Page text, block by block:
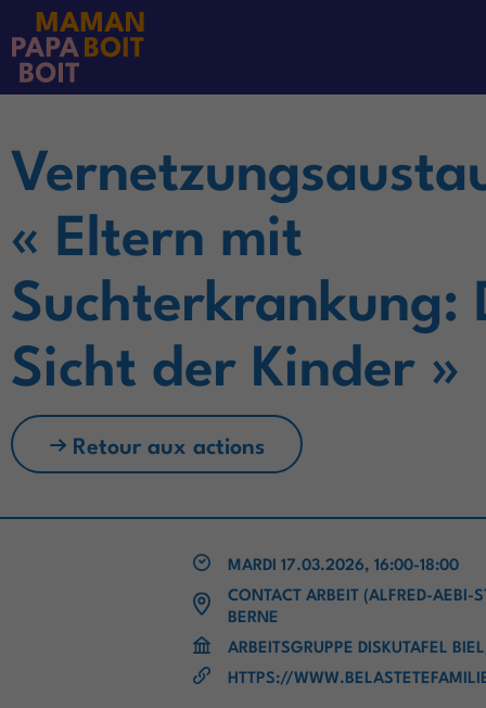
Le programme
« Eltern mit
Suchterkrankung:
Sicht der Kinder »
Retour aux actions
MARDI 17.03.2026, 16:00-18:00
CONTACT ARBEIT (ALFRED-AEBI-
BERNE
ARBEITSGRUPPE DISKUTAFEL
HTTPS://